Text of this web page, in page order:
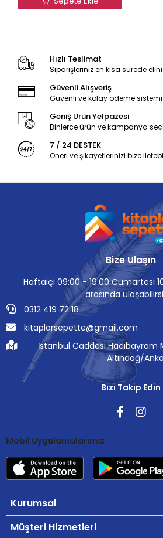
Hızlı Teslimat
Siparişleriniz en kısa sürede
Güvenli Alışveriş
Güvenli ve kolay ödeme sistemi
Geniş Ürün Yelpazesi
Binlerce ürün ve kampanya
7 / 24 DESTEK
Öneri ve şikayetlerinizi bize
Bize Ulaşın
Haftaiçi 09:00 - 19:00 Cumartesi
arasında
0312 419 72 18
kitaplarsepette@gmail.com
İstanbul Caddesi Hacıbayram
Altındağ/
Bizi Takip Edin
Mobil Uygulamalarımız
Kurumsal
Müşteri Hizmetleri